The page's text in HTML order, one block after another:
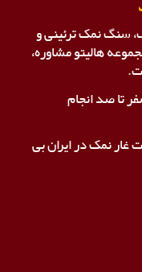
سنگ نمک ترئینی و
هالیتو مشاوره،
تا صد انجام
غار نمک در ایران بی